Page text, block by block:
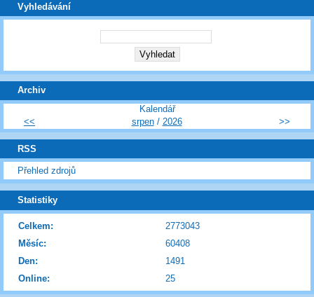
Vyhledávání
Archiv
Kalendář
<<
srpen/ 2026 >>
RSS
Přehled zdrojů
Statistiky
Online: 25
Celkem:
2773043
Měsíc:
60408
Den:
1491